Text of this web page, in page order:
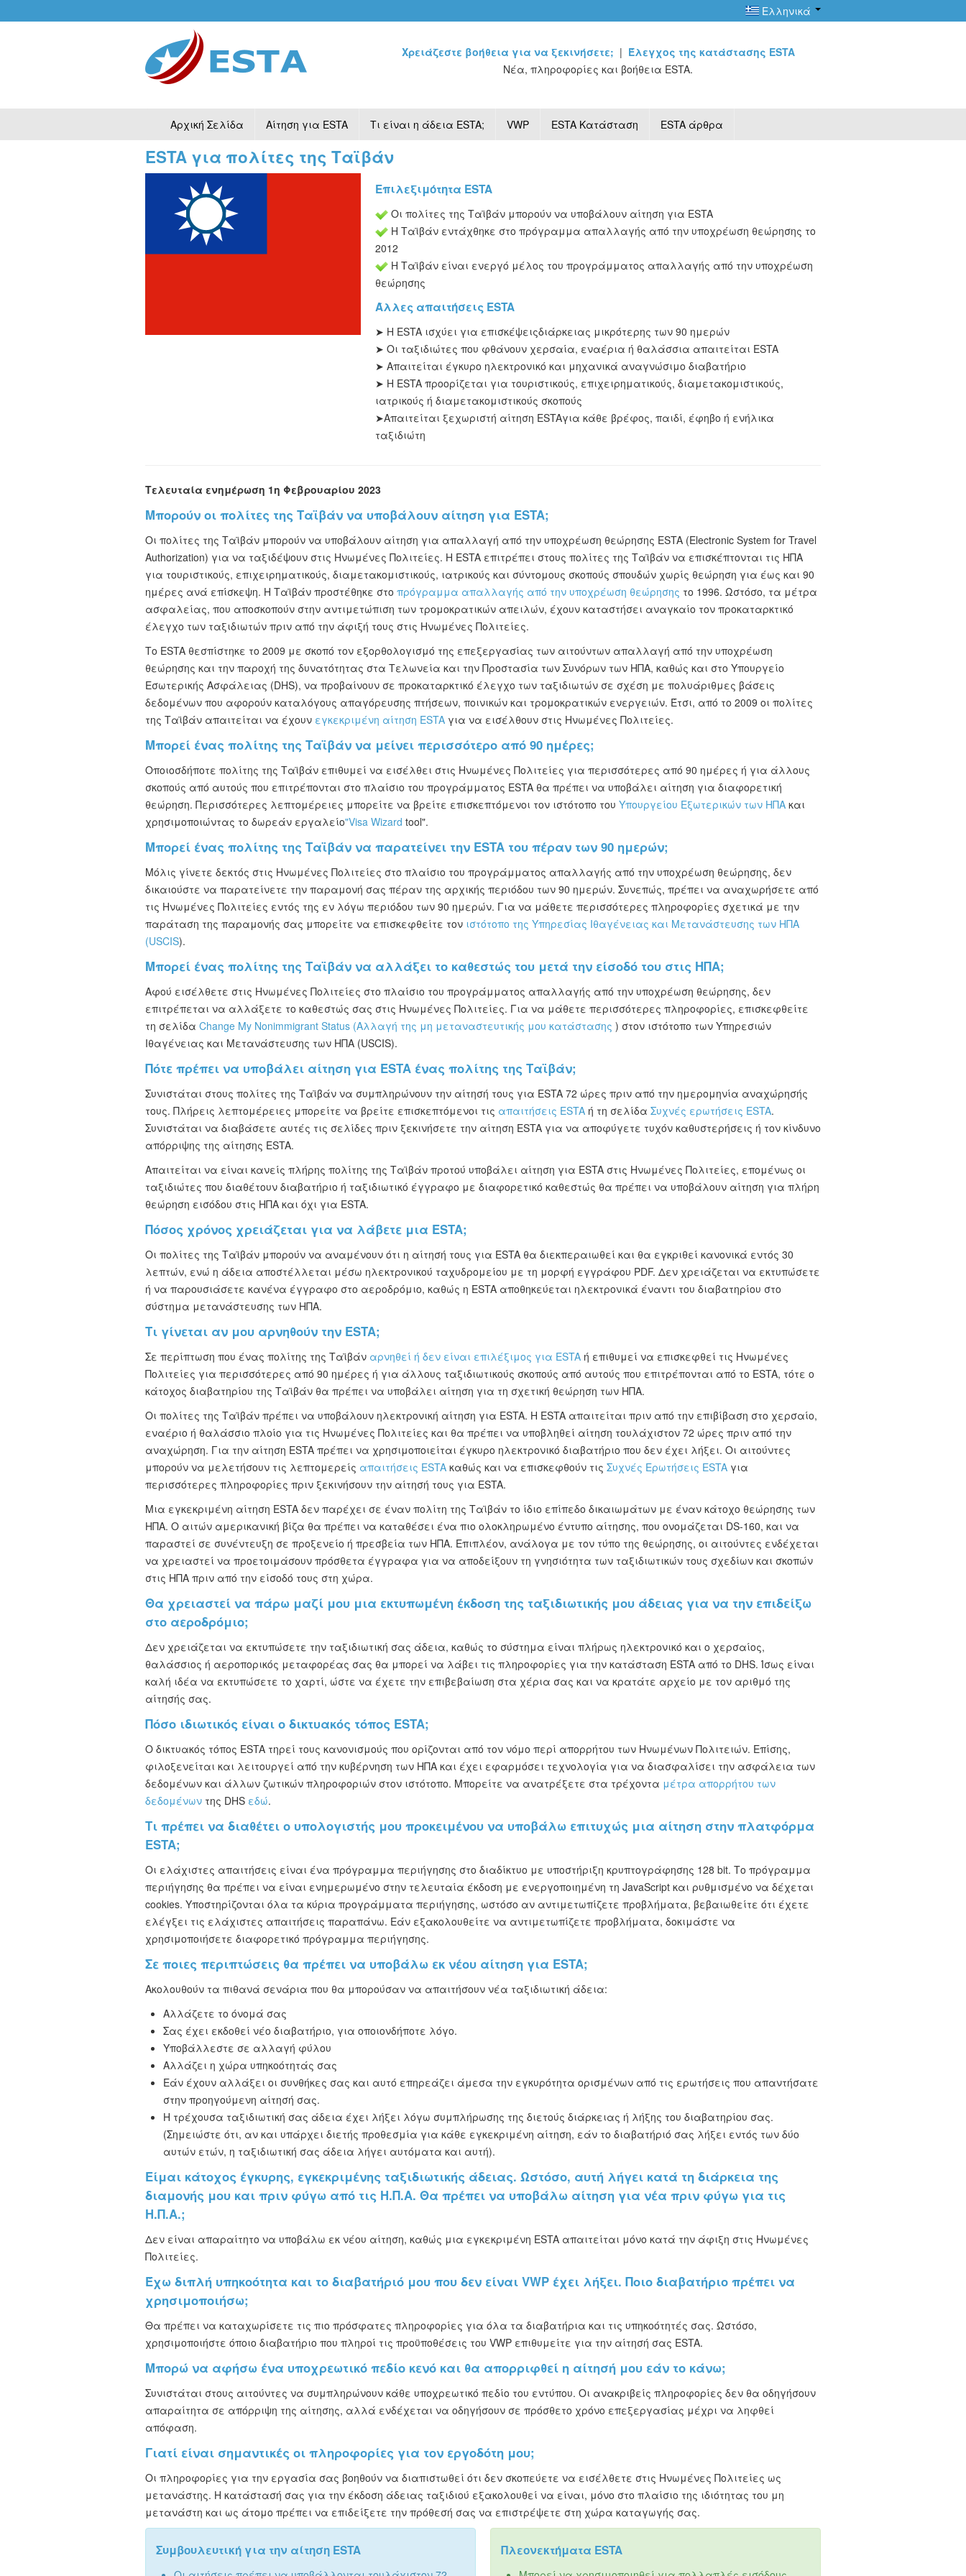
Ελληνικά
Χρειάζεστε βοήθεια για να ξεκινήσετε; | Έλεγχος της κατάστασης ESTA
Νέα, πληροφορίες και βοήθεια ESTA.
Αρχική Σελίδα Αίτηση για ESTA Τι είναι η άδεια ESTA; VWP ESTA Κατάσταση ESTA άρθρα
ESTA για πολίτες της Ταϊβάν
Επιλεξιμότητα ESTA
Οι πολίτες της Ταϊβάν μπορούν να υποβάλουν αίτηση για ESTA
Η Ταϊβάν εντάχθηκε στο πρόγραμμα απαλλαγής από την υποχρέωση θεώρησης το
2012
Η Ταϊβάν είναι ενεργό μέλος του προγράμματος απαλλαγής από την υποχρέωση
θεώρησης
Άλλες απαιτήσεις ESTA
➤ Η ESTA ισχύει για επισκέψειςδιάρκειας μικρότερης των 90 ημερών
➤ Οι ταξιδιώτες που φθάνουν χερσαία, εναέρια ή θαλάσσια απαιτείται ESTA
➤ Απαιτείται έγκυρο ηλεκτρονικό και μηχανικά αναγνώσιμο διαβατήριο
➤ Η ESTA προορίζεται για τουριστικούς, επιχειρηματικούς, διαμετακομιστικούς,
ιατρικούς ή διαμετακομιστικούς σκοπούς
➤Απαιτείται ξεχωριστή αίτηση ESTAγια κάθε βρέφος, παιδί, έφηβο ή ενήλικα
ταξιδιώτη
Τελευταία ενημέρωση 1η Φεβρουαρίου 2023
Μπορούν οι πολίτες της Ταϊβάν να υποβάλουν αίτηση για ESTA;
Οι πολίτες της Ταϊβάν μπορούν να υποβάλουν αίτηση για απαλλαγή από την υποχρέωση θεώρησης ESTA (Electronic System for Travel
Authorization) για να ταξιδέψουν στις Ηνωμένες Πολιτείες. Η ESTA επιτρέπει στους πολίτες της Ταϊβάν να επισκέπτονται τις ΗΠΑ
για τουριστικούς, επιχειρηματικούς, διαμετακομιστικούς, ιατρικούς και σύντομους σκοπούς σπουδών χωρίς θεώρηση για έως και 90
ημέρες ανά επίσκεψη. Η Ταϊβάν προστέθηκε στο πρόγραμμα απαλλαγής από την υποχρέωση θεώρησης το 1996. Ωστόσο, τα μέτρα
ασφαλείας, που αποσκοπούν στην αντιμετώπιση των τρομοκρατικών απειλών, έχουν καταστήσει αναγκαίο τον προκαταρκτικό
έλεγχο των ταξιδιωτών πριν από την άφιξή τους στις Ηνωμένες Πολιτείες.
Το ESTA θεσπίστηκε το 2009 με σκοπό τον εξορθολογισμό της επεξεργασίας των αιτούντων απαλλαγή από την υποχρέωση
θεώρησης και την παροχή της δυνατότητας στα Τελωνεία και την Προστασία των Συνόρων των ΗΠΑ, καθώς και στο Υπουργείο
Εσωτερικής Ασφάλειας (DHS), να προβαίνουν σε προκαταρκτικό έλεγχο των ταξιδιωτών σε σχέση με πολυάριθμες βάσεις
δεδομένων που αφορούν καταλόγους απαγόρευσης πτήσεων, ποινικών και τρομοκρατικών ενεργειών. Έτσι, από το 2009 οι πολίτες
της Ταϊβάν απαιτείται να έχουν εγκεκριμένη αίτηση ESTA για να εισέλθουν στις Ηνωμένες Πολιτείες.
Μπορεί ένας πολίτης της Ταϊβάν να μείνει περισσότερο από 90 ημέρες;
Οποιοσδήποτε πολίτης της Ταϊβάν επιθυμεί να εισέλθει στις Ηνωμένες Πολιτείες για περισσότερες από 90 ημέρες ή για άλλους
σκοπούς από αυτούς που επιτρέπονται στο πλαίσιο του προγράμματος ESTA θα πρέπει να υποβάλει αίτηση για διαφορετική
θεώρηση. Περισσότερες λεπτομέρειες μπορείτε να βρείτε επισκεπτόμενοι τον ιστότοπο του Υπουργείου Εξωτερικών των ΗΠΑ και
χρησιμοποιώντας το δωρεάν εργαλείο"Visa Wizard tool".
Μπορεί ένας πολίτης της Ταϊβάν να παρατείνει την ESTA του πέραν των 90 ημερών;
Μόλις γίνετε δεκτός στις Ηνωμένες Πολιτείες στο πλαίσιο του προγράμματος απαλλαγής από την υποχρέωση θεώρησης, δεν
δικαιούστε να παρατείνετε την παραμονή σας πέραν της αρχικής περιόδου των 90 ημερών. Συνεπώς, πρέπει να αναχωρήσετε από
τις Ηνωμένες Πολιτείες εντός της εν λόγω περιόδου των 90 ημερών. Για να μάθετε περισσότερες πληροφορίες σχετικά με την
παράταση της παραμονής σας μπορείτε να επισκεφθείτε τον ιστότοπο της Υπηρεσίας Ιθαγένειας και Μετανάστευσης των ΗΠΑ
(USCIS).
Μπορεί ένας πολίτης της Ταϊβάν να αλλάξει το καθεστώς του μετά την είσοδό του στις ΗΠΑ;
Αφού εισέλθετε στις Ηνωμένες Πολιτείες στο πλαίσιο του προγράμματος απαλλαγής από την υποχρέωση θεώρησης, δεν
επιτρέπεται να αλλάξετε το καθεστώς σας στις Ηνωμένες Πολιτείες. Για να μάθετε περισσότερες πληροφορίες, επισκεφθείτε
τη σελίδα Change My Nonimmigrant Status (Αλλαγή της μη μεταναστευτικής μου κατάστασης ) στον ιστότοπο των Υπηρεσιών
Ιθαγένειας και Μετανάστευσης των ΗΠΑ (USCIS).
Πότε πρέπει να υποβάλει αίτηση για ESTA ένας πολίτης της Ταϊβάν;
Συνιστάται στους πολίτες της Ταϊβάν να συμπληρώνουν την αίτησή τους για ESTA 72 ώρες πριν από την ημερομηνία αναχώρησής
τους. Πλήρεις λεπτομέρειες μπορείτε να βρείτε επισκεπτόμενοι τις απαιτήσεις ESTA ή τη σελίδα Συχνές ερωτήσεις ESTA.
Συνιστάται να διαβάσετε αυτές τις σελίδες πριν ξεκινήσετε την αίτηση ESTA για να αποφύγετε τυχόν καθυστερήσεις ή τον κίνδυνο
απόρριψης της αίτησης ESTA.
Απαιτείται να είναι κανείς πλήρης πολίτης της Ταϊβάν προτού υποβάλει αίτηση για ESTA στις Ηνωμένες Πολιτείες, επομένως οι
ταξιδιώτες που διαθέτουν διαβατήριο ή ταξιδιωτικό έγγραφο με διαφορετικό καθεστώς θα πρέπει να υποβάλουν αίτηση για πλήρη
θεώρηση εισόδου στις ΗΠΑ και όχι για ESTA.
Πόσος χρόνος χρειάζεται για να λάβετε μια ESTA;
Οι πολίτες της Ταϊβάν μπορούν να αναμένουν ότι η αίτησή τους για ESTA θα διεκπεραιωθεί και θα εγκριθεί κανονικά εντός 30
λεπτών, ενώ η άδεια αποστέλλεται μέσω ηλεκτρονικού ταχυδρομείου με τη μορφή εγγράφου PDF. Δεν χρειάζεται να εκτυπώσετε
ή να παρουσιάσετε κανένα έγγραφο στο αεροδρόμιο, καθώς η ESTA αποθηκεύεται ηλεκτρονικά έναντι του διαβατηρίου στο
σύστημα μετανάστευσης των ΗΠΑ.
Τι γίνεται αν μου αρνηθούν την ESTA;
Σε περίπτωση που ένας πολίτης της Ταϊβάν αρνηθεί ή δεν είναι επιλέξιμος για ESTA ή επιθυμεί να επισκεφθεί τις Ηνωμένες
Πολιτείες για περισσότερες από 90 ημέρες ή για άλλους ταξιδιωτικούς σκοπούς από αυτούς που επιτρέπονται από το ESTA, τότε ο
κάτοχος διαβατηρίου της Ταϊβάν θα πρέπει να υποβάλει αίτηση για τη σχετική θεώρηση των ΗΠΑ.
Οι πολίτες της Ταϊβάν πρέπει να υποβάλουν ηλεκτρονική αίτηση για ESTA. Η ESTA απαιτείται πριν από την επιβίβαση στο χερσαίο,
εναέριο ή θαλάσσιο πλοίο για τις Ηνωμένες Πολιτείες και θα πρέπει να υποβληθεί αίτηση τουλάχιστον 72 ώρες πριν από την
αναχώρηση. Για την αίτηση ESTA πρέπει να χρησιμοποιείται έγκυρο ηλεκτρονικό διαβατήριο που δεν έχει λήξει. Οι αιτούντες
μπορούν να μελετήσουν τις λεπτομερείς απαιτήσεις ESTA καθώς και να επισκεφθούν τις Συχνές Ερωτήσεις ESTA για
περισσότερες πληροφορίες πριν ξεκινήσουν την αίτησή τους για ESTA.
Μια εγκεκριμένη αίτηση ESTA δεν παρέχει σε έναν πολίτη της Ταϊβάν το ίδιο επίπεδο δικαιωμάτων με έναν κάτοχο θεώρησης των
ΗΠΑ. Ο αιτών αμερικανική βίζα θα πρέπει να καταθέσει ένα πιο ολοκληρωμένο έντυπο αίτησης, που ονομάζεται DS-160, και να
παραστεί σε συνέντευξη σε προξενείο ή πρεσβεία των ΗΠΑ. Επιπλέον, ανάλογα με τον τύπο της θεώρησης, οι αιτούντες ενδέχεται
να χρειαστεί να προετοιμάσουν πρόσθετα έγγραφα για να αποδείξουν τη γνησιότητα των ταξιδιωτικών τους σχεδίων και σκοπών
στις ΗΠΑ πριν από την είσοδό τους στη χώρα.
Θα χρειαστεί να πάρω μαζί μου μια εκτυπωμένη έκδοση της ταξιδιωτικής μου άδειας για να την επιδείξω
στο αεροδρόμιο;
Δεν χρειάζεται να εκτυπώσετε την ταξιδιωτική σας άδεια, καθώς το σύστημα είναι πλήρως ηλεκτρονικό και ο χερσαίος,
θαλάσσιος ή αεροπορικός μεταφορέας σας θα μπορεί να λάβει τις πληροφορίες για την κατάσταση ESTA από το DHS. Ίσως είναι
καλή ιδέα να εκτυπώσετε το χαρτί, ώστε να έχετε την επιβεβαίωση στα χέρια σας και να κρατάτε αρχείο με τον αριθμό της
αίτησής σας.
Πόσο ιδιωτικός είναι ο δικτυακός τόπος ESTA;
Ο δικτυακός τόπος ESTA τηρεί τους κανονισμούς που ορίζονται από τον νόμο περί απορρήτου των Ηνωμένων Πολιτειών. Επίσης,
φιλοξενείται και λειτουργεί από την κυβέρνηση των ΗΠΑ και έχει εφαρμόσει τεχνολογία για να διασφαλίσει την ασφάλεια των
δεδομένων και άλλων ζωτικών πληροφοριών στον ιστότοπο. Μπορείτε να ανατρέξετε στα τρέχοντα μέτρα απορρήτου των
δεδομένων της DHS εδώ.
Τι πρέπει να διαθέτει ο υπολογιστής μου προκειμένου να υποβάλω επιτυχώς μια αίτηση στην πλατφόρμα
ESTA;
Οι ελάχιστες απαιτήσεις είναι ένα πρόγραμμα περιήγησης στο διαδίκτυο με υποστήριξη κρυπτογράφησης 128 bit. Το πρόγραμμα
περιήγησης θα πρέπει να είναι ενημερωμένο στην τελευταία έκδοση με ενεργοποιημένη τη JavaScript και ρυθμισμένο να δέχεται
cookies. Υποστηρίζονται όλα τα κύρια προγράμματα περιήγησης, ωστόσο αν αντιμετωπίζετε προβλήματα, βεβαιωθείτε ότι έχετε
ελέγξει τις ελάχιστες απαιτήσεις παραπάνω. Εάν εξακολουθείτε να αντιμετωπίζετε προβλήματα, δοκιμάστε να
χρησιμοποιήσετε διαφορετικό πρόγραμμα περιήγησης.
Σε ποιες περιπτώσεις θα πρέπει να υποβάλω εκ νέου αίτηση για ESTA;
Ακολουθούν τα πιθανά σενάρια που θα μπορούσαν να απαιτήσουν νέα ταξιδιωτική άδεια:
Αλλάζετε το όνομά σας
Σας έχει εκδοθεί νέο διαβατήριο, για οποιονδήποτε λόγο.
Υποβάλλεστε σε αλλαγή φύλου
Αλλάζει η χώρα υπηκοότητάς σας
Εάν έχουν αλλάξει οι συνθήκες σας και αυτό επηρεάζει άμεσα την εγκυρότητα ορισμένων από τις ερωτήσεις που απαντήσατε
στην προηγούμενη αίτησή σας.
Η τρέχουσα ταξιδιωτική σας άδεια έχει λήξει λόγω συμπλήρωσης της διετούς διάρκειας ή λήξης του διαβατηρίου σας.
(Σημειώστε ότι, αν και υπάρχει διετής προθεσμία για κάθε εγκεκριμένη αίτηση, εάν το διαβατήριό σας λήξει εντός των δύο
αυτών ετών, η ταξιδιωτική σας άδεια λήγει αυτόματα και αυτή).
Είμαι κάτοχος έγκυρης, εγκεκριμένης ταξιδιωτικής άδειας. Ωστόσο, αυτή λήγει κατά τη διάρκεια της
διαμονής μου και πριν φύγω από τις Η.Π.Α. Θα πρέπει να υποβάλω αίτηση για νέα πριν φύγω για τις
Η.Π.Α.;
Δεν είναι απαραίτητο να υποβάλω εκ νέου αίτηση, καθώς μια εγκεκριμένη ESTA απαιτείται μόνο κατά την άφιξη στις Ηνωμένες
Πολιτείες.
Έχω διπλή υπηκοότητα και το διαβατήριό μου που δεν είναι VWP έχει λήξει. Ποιο διαβατήριο πρέπει να
χρησιμοποιήσω;
Θα πρέπει να καταχωρίσετε τις πιο πρόσφατες πληροφορίες για όλα τα διαβατήρια και τις υπηκοότητές σας. Ωστόσο,
χρησιμοποιήστε όποιο διαβατήριο που πληροί τις προϋποθέσεις του VWP επιθυμείτε για την αίτησή σας ESTA.
Μπορώ να αφήσω ένα υποχρεωτικό πεδίο κενό και θα απορριφθεί η αίτησή μου εάν το κάνω;
Συνιστάται στους αιτούντες να συμπληρώνουν κάθε υποχρεωτικό πεδίο του εντύπου. Οι ανακριβείς πληροφορίες δεν θα οδηγήσουν
απαραίτητα σε απόρριψη της αίτησης, αλλά ενδέχεται να οδηγήσουν σε πρόσθετο χρόνο επεξεργασίας μέχρι να ληφθεί
απόφαση.
Γιατί είναι σημαντικές οι πληροφορίες για τον εργοδότη μου;
Οι πληροφορίες για την εργασία σας βοηθούν να διαπιστωθεί ότι δεν σκοπεύετε να εισέλθετε στις Ηνωμένες Πολιτείες ως
μετανάστης. Η κατάστασή σας για την έκδοση άδειας ταξιδιού εξακολουθεί να είναι, μόνο στο πλαίσιο της ιδιότητας του μη
μετανάστη και ως άτομο πρέπει να επιδείξετε την πρόθεσή σας να επιστρέψετε στη χώρα καταγωγής σας.
Συμβουλευτική για την αίτηση ESTA Πλεονεκτήματα ESTA